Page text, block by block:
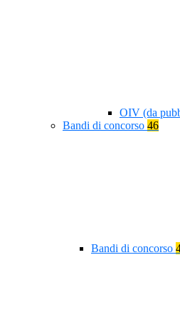
OIV (da
Bandi di concorso 46
Bandi di concorso